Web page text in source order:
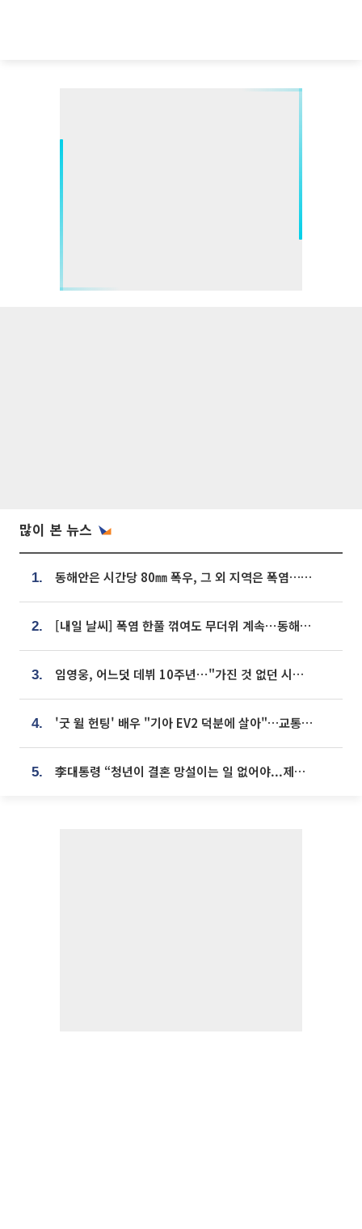
많이 본 뉴스
1. 동해안은 시간당 80㎜ 폭우, 그 외 지역은 폭염…‘극과 극 날씨’
2. [내일 날씨] 폭염 한풀 꺾여도 무더위 계속⋯동해안 이틀 연속 비
3. 임영웅, 어느덧 데뷔 10주년⋯"가진 것 없던 시절, 내 앞엔 20명의 팬뿐"
4. '굿 윌 헌팅' 배우 "기아 EV2 덕분에 살아"…교통사고 후 안전성 극찬
5. 李대통령 “청년이 결혼 망설이는 일 없어야...제도상 불이익 조사”